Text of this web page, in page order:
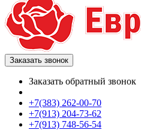
Заказать звонок
Заказать обратный звонок
+7(383) 262-00-70
+7(913) 204-73-62
+7(913) 748-56-54